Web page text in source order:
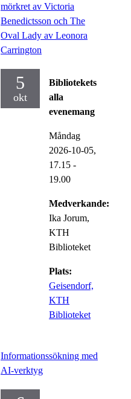
mörkret av Victoria
Benedictsson och The
Oval Lady av Leonora
Carrington
5
okt
Bibliotekets
alla
evenemang
Måndag
2026-10-05,
17.15 -
19.00
Medverkande:
Ika Jorum,
KTH
Biblioteket
Plats:
Geisendorf,
KTH
Biblioteket
Informationssökning med
AI-verktyg